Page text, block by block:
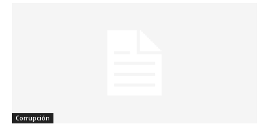
Corrupción